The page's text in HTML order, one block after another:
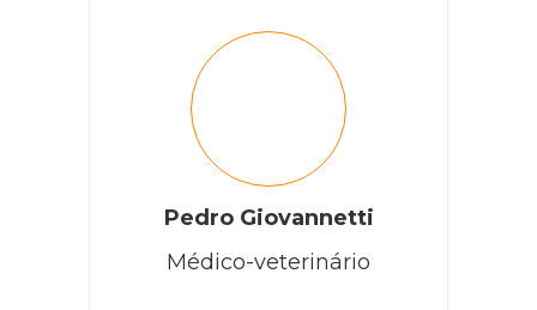
Pedro Giovannetti
Médico-veterinário